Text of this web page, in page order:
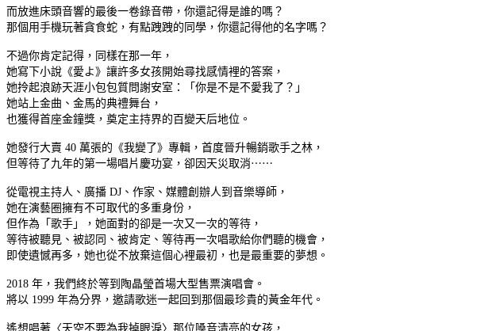
而放進床頭音響的最後一卷錄音帶，你還記得是誰的嗎？
那個用手機玩著貪食蛇，有點跩跩的同學，你還記得他的名字嗎？
不過你肯定記得，同樣在那一年，
她寫下小說《愛よ》讓許多女孩開始尋找感情裡的答案，
她拎起浪跡天涯小包包質問謝安室：「你是不是不愛我了？」
她站上金曲、金馬的典禮舞台，
也獲得首座金鐘獎，奠定主持界的百變天后地位。
她發行大賣 40 萬張的《我變了》專輯，首度晉升暢銷歌手之林，
但等待了九年的第一場唱片慶功宴，卻因天災取消⋯⋯
從電視主持人、廣播 DJ、作家、媒體創辦人到音樂導師，
她在演藝圈擁有不可取代的多重身份，
但作為「歌手」，她面對的卻是一次又一次的等待，
等待被聽見、被認同、被肯定、等待再一次唱歌給你們聽的機會，
即使遺憾再多，她也從不放棄這個心裡最初，也是最重要的夢想。
2018 年，我們終於等到陶晶瑩首場大型售票演唱會。
將以 1999 年為分界，邀請歌迷一起回到那個最珍貴的黃金年代。
遙想唱著〈天空不要為我掉眼淚〉那位嗓音清亮的女孩，